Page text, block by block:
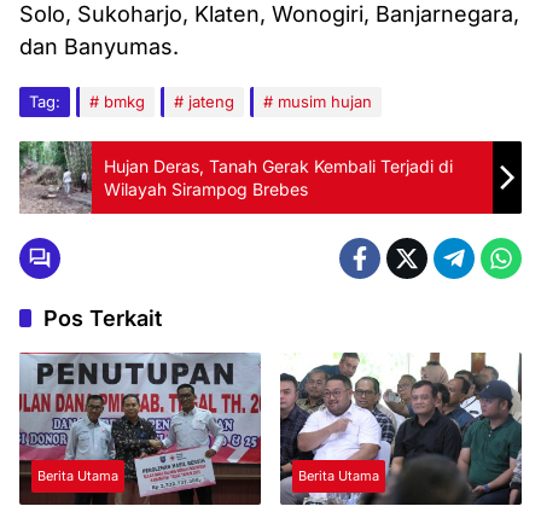
Solo, Sukoharjo, Klaten, Wonogiri, Banjarnegara,
dan Banyumas.
Tag: bmkg jateng musim hujan
Hujan Deras, Tanah Gerak Kembali Terjadi di
Wilayah Sirampog Brebes
Pos Terkait
Berita Utama Berita Utama